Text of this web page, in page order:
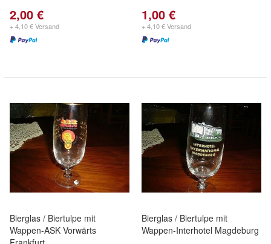
2,00 €
+ 4,10 € Versand
1,00 €
+ 4,10 € Versand
Bierglas / Biertulpe mit
Wappen-ASK Vorwärts
Bierglas / Biertulpe mit
Wappen-Interhotel Magdeburg